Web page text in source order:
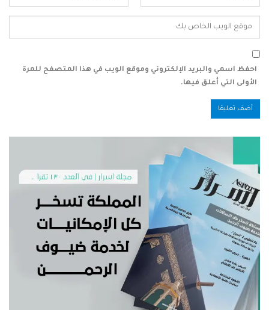
احفظ اسمي والبريد الإلكتروني وموقع الويب في هذا المتصفح للمرة
الأولى التي أعلق فيها.